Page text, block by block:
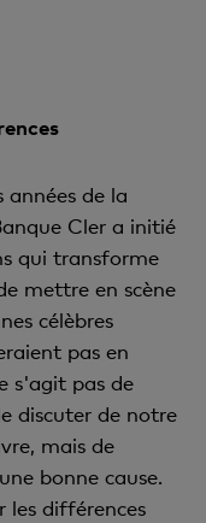
années de la
Cler a initié
qui transforme
mettre en scène
célèbres
pas en
s'agit pas de
discuter de notre
mais de
bonne cause.
les différences